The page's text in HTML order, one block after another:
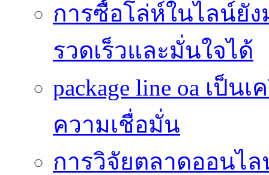
การซื้อโล่ห์ในไลน์ยั
รวดเร็วและมั่นใจได้
package line oa เป็น
ความเชื่อมั่น
การวิจัยตลาดออนไ